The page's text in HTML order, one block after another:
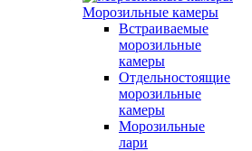
Морозильные камеры
Встраиваемые
морозильные
камеры
Отдельностоящие
морозильные
камеры
Морозильные
лари